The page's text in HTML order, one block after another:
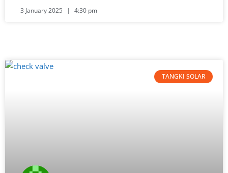
3 January 2025 4:30 pm
TANGKI SOLAR